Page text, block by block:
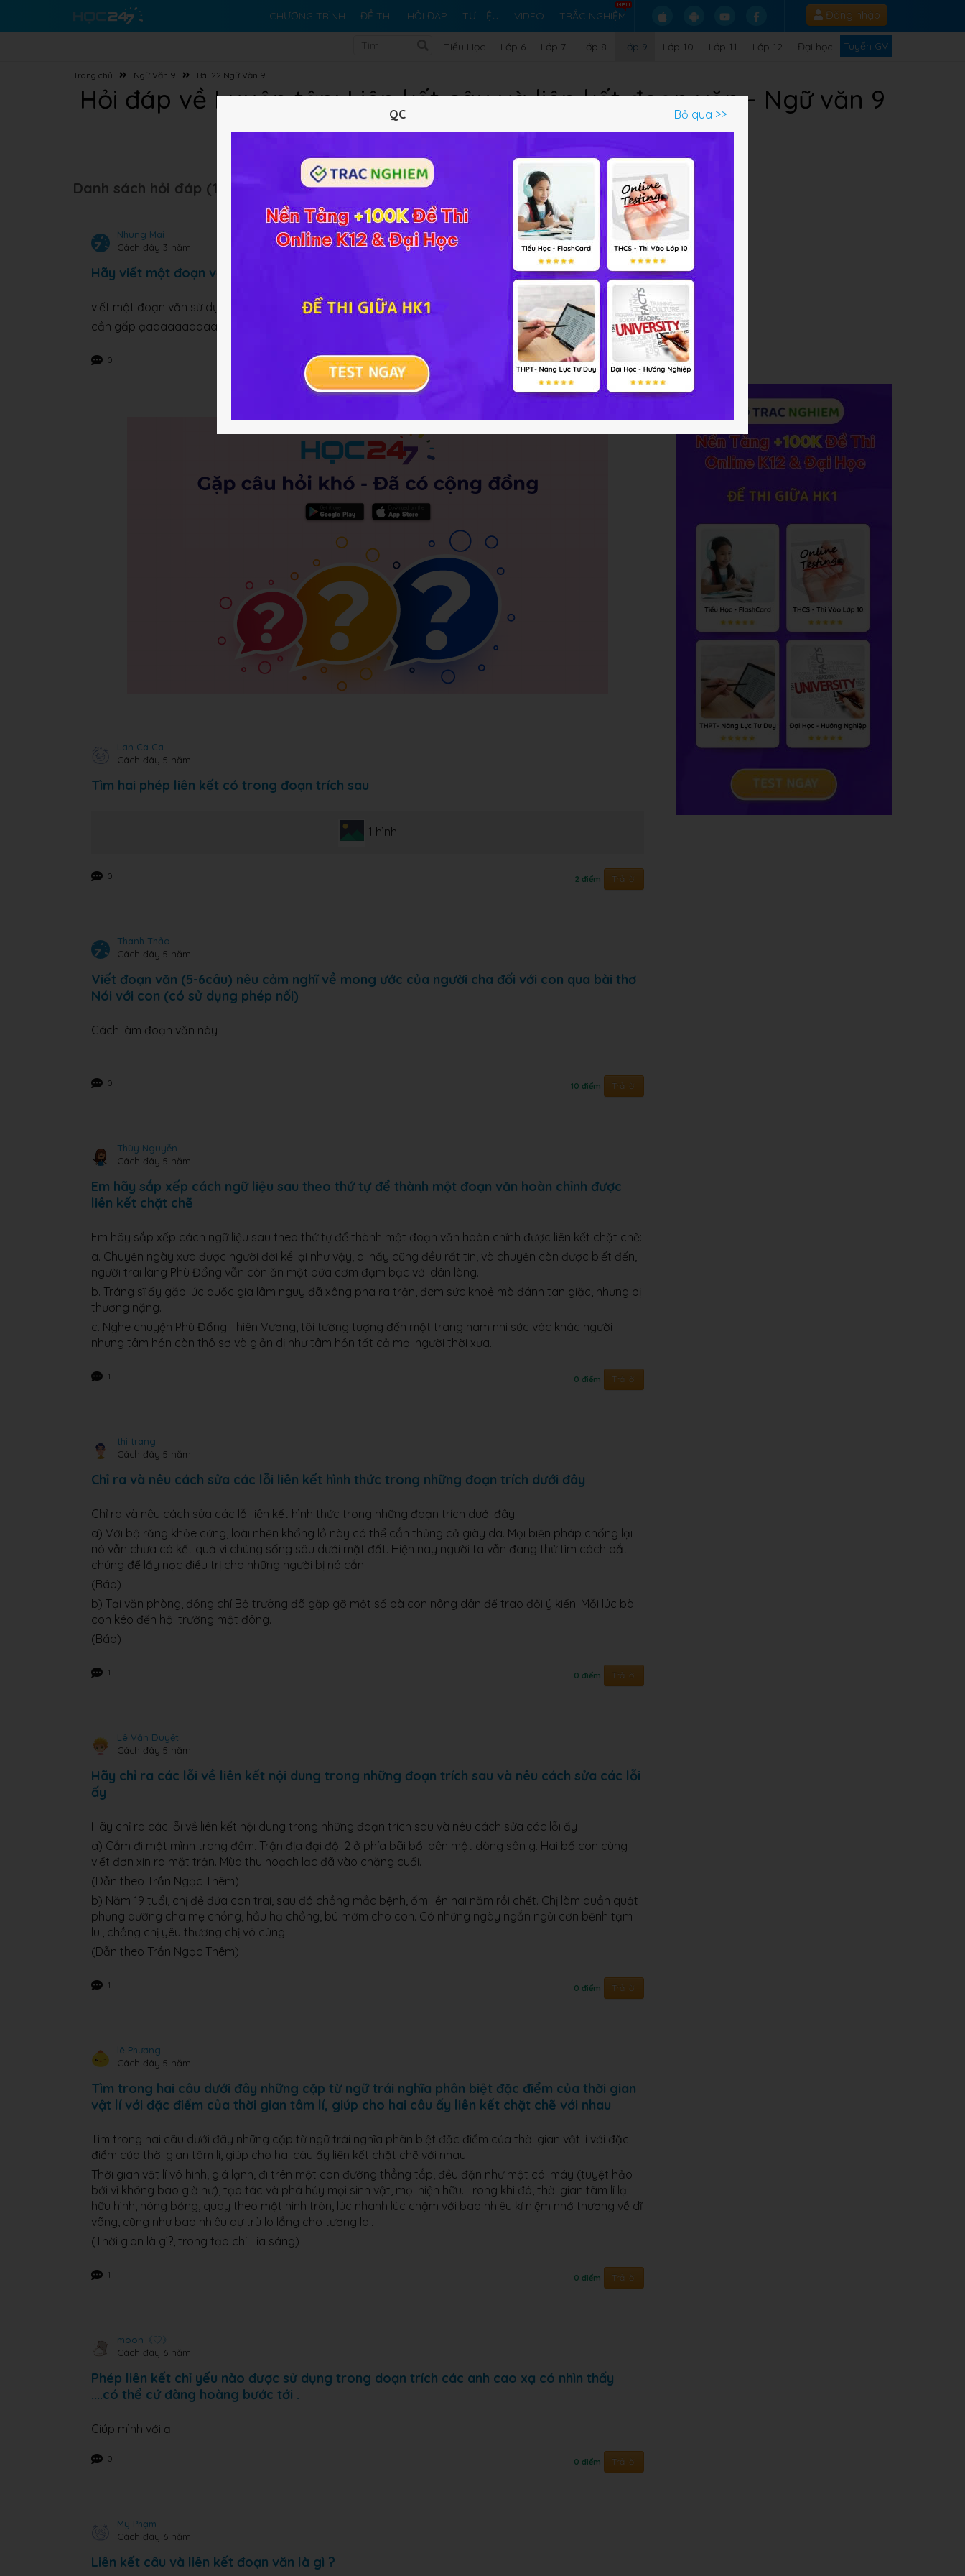
CHƯƠNG TRÌNH ĐỀ THI HỎI ĐÁP TƯ LIỆU VIDEO TRẮC NGHIỆM Đăng nhập
Tiểu Học Lớp 6 Lớp 7 Lớp 8 Lớp 9 Lớp 10 Lớp 11 Lớp 12 Đại học Tuyển GV
Trang chủ Ngữ Văn 9 Bài 22 Ngữ Văn 9
Hỏi đáp về Luyện tập: Liên kết câu và liên kết đoạn văn - Ngữ văn 9
Danh sách hỏi đáp (17 câu):
Nhung Mai
Cách đây 3 năm
Hãy viết một đoạn văn sử dụng ít nhất 2 phép liên kết và chỉ rõ các pháp liên kết đó
viết một đoạn văn sử dụng ít nhất 2 phép liên kết và chỉ rõ các pháp liên kết đó
cần gấp ạaaaaaaaaaaaaaa
0 2 điểm Trả lời
Lan Ca Ca
Cách đây 5 năm
Tìm hai phép liên kết có trong đoạn trích sau
1 hình
0 2 điểm Trả lời
Thanh Thảo
Cách đây 5 năm
Viết đoạn văn (5-6câu) nêu cảm nghĩ về mong ước của người cha đối với con qua bài thơ
Nói với con (có sử dụng phép nối)
Cách làm đoạn văn này
0 10 điểm Trả lời
Thùy Nguyễn
Cách đây 5 năm
Em hãy sắp xếp cách ngữ liệu sau theo thứ tự để thành một đoạn văn hoàn chỉnh được
liên kết chặt chẽ
Em hãy sắp xếp cách ngữ liệu sau theo thứ tự để thành một đoạn văn hoàn chỉnh được liên kết chặt chẽ:
a. Chuyện ngày xưa được người đời kể lại như vậy, ai nấy cũng đều rất tin, và chuyện còn được biết đến,
người trai làng Phù Đổng vẫn còn ăn một bữa cơm đạm bạc với dân làng.
b. Tráng sĩ ấy gặp lúc quốc gia lâm nguy đã xông pha ra trận, đem sức khoẻ mà đánh tan giặc, nhưng bị
thương nặng.
c. Nghe chuyện Phù Đổng Thiên Vương, tôi tưởng tượng đến một trang nam nhi sức vóc khác người
nhưng tâm hồn còn thô sơ và giản dị như tâm hồn tất cả mọi người thời xưa.
1 0 điểm Trả lời
thi trang
Cách đây 5 năm
Chỉ ra và nêu cách sửa các lỗi liên kết hình thức trong những đoạn trích dưới đây
Chỉ ra và nêu cách sửa các lỗi liên kết hình thức trong những đoạn trích dưới đây:
a) Với bộ răng khỏe cứng, loài nhện khổng lồ này có thể cắn thủng cả giày da. Mọi biện pháp chống lại
nó vẫn chưa có kết quả vì chúng sống sâu dưới mặt đất. Hiện nay người ta vẫn đang thử tìm cách bắt
chúng để lấy nọc điều trị cho những người bị nó cắn.
(Báo)
b) Tại văn phòng, đồng chí Bộ trưởng đã gặp gỡ một số bà con nông dân để trao đổi ý kiến. Mỗi lúc bà
con kéo đến hội trường một đông.
(Báo)
1 0 điểm Trả lời
Lê Văn Duyệt
Cách đây 5 năm
Hãy chỉ ra các lỗi về liên kết nội dung trong những đoạn trích sau và nêu cách sửa các lỗi
ấy
Hãy chỉ ra các lỗi về liên kết nội dung trong những đoạn trích sau và nêu cách sửa các lỗi ấy
a) Cắm đi một mình trong đêm. Trận địa đại đội 2 ở phía bãi bồi bên một dòng sôn g. Hai bố con cùng
viết đơn xin ra mặt trận. Mùa thu hoạch lạc đã vào chặng cuối.
(Dẫn theo Trần Ngọc Thêm)
b) Năm 19 tuổi, chị đẻ đứa con trai, sau đó chồng mắc bệnh, ốm liền hai năm rồi chết. Chị làm quần quật
phụng dưỡng cha mẹ chồng, hầu hạ chồng, bú mớm cho con. Có những ngày ngắn ngủi cơn bệnh tạm
lui, chồng chị yêu thương chị vô cùng.
(Dẫn theo Trần Ngọc Thêm)
1 0 điểm Trả lời
lê Phương
Cách đây 5 năm
Tìm trong hai câu dưới đây những cặp từ ngữ trái nghĩa phân biệt đặc điểm của thời gian
vật lí với đặc điểm của thời gian tâm lí, giúp cho hai câu ấy liên kết chặt chẽ với nhau
Tìm trong hai câu dưới đây những cặp từ ngữ trái nghĩa phân biệt đặc điểm của thời gian vật lí với đặc
điểm của thời gian tâm lí, giúp cho hai câu ấy liên kết chặt chẽ với nhau.
Thời gian vật lí vô hình, giá lạnh, đi trên một con đường thẳng tắp, đều đặn như một cái máy (tuyệt hảo
bởi vì không bao giờ hư), tạo tác và phá hủy mọi sinh vật, mọi hiện hữu. Trong khi đó, thời gian tâm lí lại
hữu hình, nóng bỏng, quay theo một hình tròn, lúc nhanh lúc chậm với bao nhiêu kỉ niệm nhớ thương về dĩ
vãng, cũng như bao nhiêu dự trù lo lắng cho tương lai.
(Thời gian là gì?, trong tạp chí Tia sáng)
1 0 điểm Trả lời
moon《♡》
Cách đây 6 năm
Phép liên kết chỉ yếu nào được sử dụng trong doạn trích các anh cao xạ có nhìn thấy
....có thể cứ đàng hoàng bước tới .
Giúp mình với ạ
0 0 điểm Trả lời
My Phạm
Cách đây 6 năm
Liên kết câu và liên kết đoạn văn là gì ?
QC Bỏ qua >>